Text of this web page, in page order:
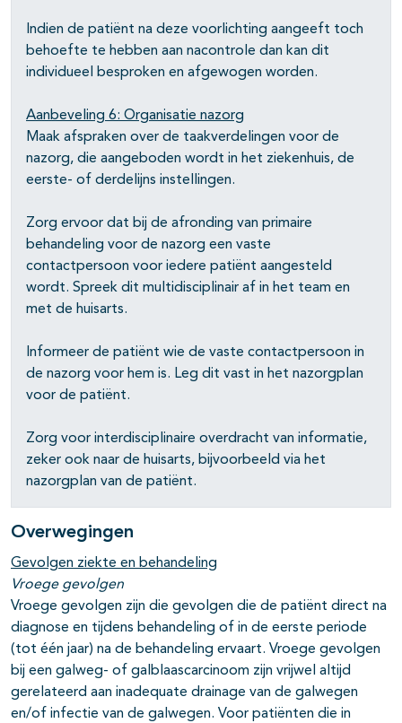
Indien de patiënt na deze voorlichting aangeeft toch
behoefte te hebben aan nacontrole dan kan dit
individueel besproken en afgewogen worden.
Aanbeveling 6: Organisatie nazorg
Maak afspraken over de taakverdelingen voor de
nazorg, die aangeboden wordt in het ziekenhuis, de
eerste- of derdelijns instellingen.
Zorg ervoor dat bij de afronding van primaire
behandeling voor de nazorg een vaste
contactpersoon voor iedere patiënt aangesteld
wordt. Spreek dit multidisciplinair af in het team en
met de huisarts.
Informeer de patiënt wie de vaste contactpersoon in
de nazorg voor hem is. Leg dit vast in het nazorgplan
voor de patiënt.
Zorg voor interdisciplinaire overdracht van informatie,
zeker ook naar de huisarts, bijvoorbeeld via het
nazorgplan van de patiënt.
Overwegingen
Gevolgen ziekte en behandeling
Vroege gevolgen
Vroege gevolgen zijn die gevolgen die de patiënt direct na
diagnose en tijdens behandeling of in de eerste periode
(tot één jaar) na de behandeling ervaart. Vroege gevolgen
bij een galweg- of galblaascarcinoom zijn vrijwel altijd
gerelateerd aan inadequate drainage van de galwegen
en/of infectie van de galwegen. Voor patiënten die in